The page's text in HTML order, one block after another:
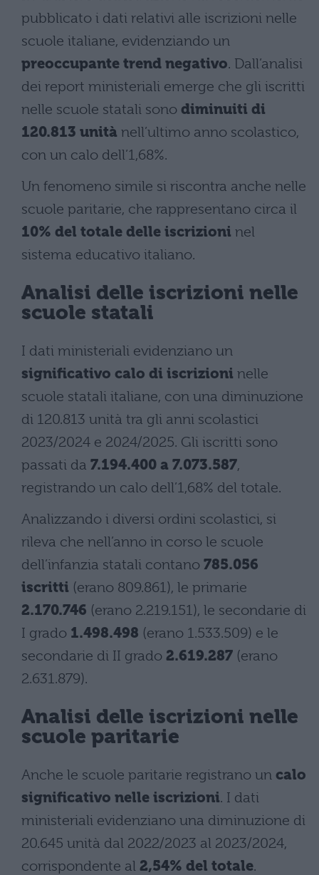
pubblicato i dati relativi alle iscrizioni nelle
scuole italiane, evidenziando un
preoccupante trend negativo. Dall’analisi
dei report ministeriali emerge che gli iscritti
nelle scuole statali sono diminuiti di
120.813 unità nell’ultimo anno scolastico,
con un calo dell’1,68%.
Un fenomeno simile si riscontra anche nelle
scuole paritarie, che rappresentano circa il
10% del totale delle iscrizioni nel
sistema educativo italiano.
Analisi delle iscrizioni nelle
scuole statali
I dati ministeriali evidenziano un
significativo calo di iscrizioni nelle
scuole statali italiane, con una diminuzione
di 120.813 unità tra gli anni scolastici
2023/2024 e 2024/2025. Gli iscritti sono
passati da 7.194.400 a 7.073.587,
registrando un calo dell’1,68% del totale.
Analizzando i diversi ordini scolastici, si
rileva che nell’anno in corso le scuole
dell’infanzia statali contano 785.056
iscritti (erano 809.861), le primarie
2.170.746 (erano 2.219.151), le secondarie di
I grado 1.498.498 (erano 1.533.509) e le
secondarie di II grado 2.619.287 (erano
2.631.879).
Analisi delle iscrizioni nelle
scuole paritarie
Anche le scuole paritarie registrano un calo
significativo nelle iscrizioni. I dati
ministeriali evidenziano una diminuzione di
20.645 unità dal 2022/2023 al 2023/2024,
corrispondente al 2,54% del totale.